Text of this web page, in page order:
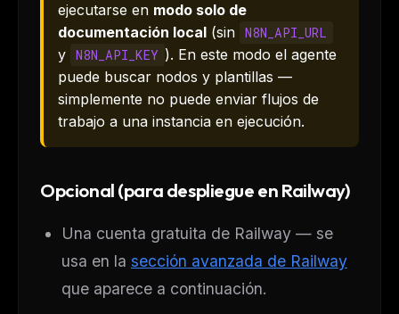
ejecutarse en modo solo de
documentación local (sin N8N_API_URL
y N8N_API_KEY ). En este modo el agente
puede buscar nodos y plantillas —
simplemente no puede enviar flujos de
trabajo a una instancia en ejecución.
Opcional (para despliegue en Railway)
Una cuenta gratuita de Railway — se
usa en la sección avanzada de Railway
que aparece a continuación.